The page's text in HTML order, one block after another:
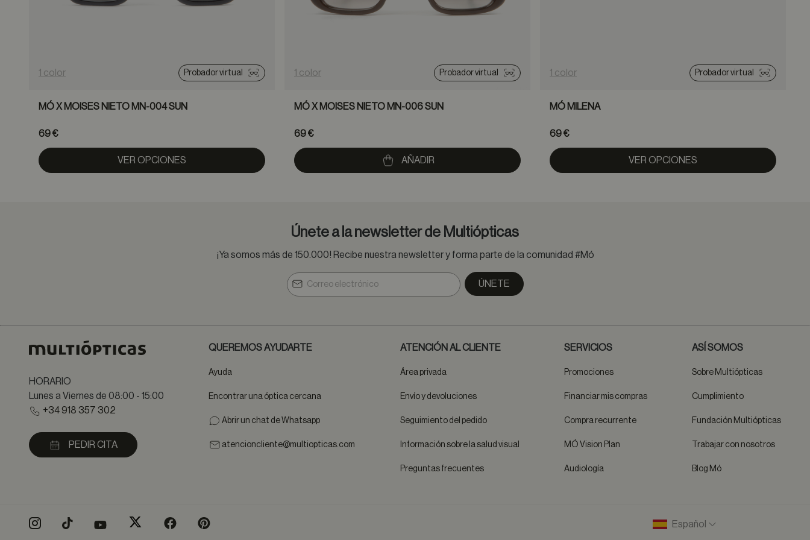
1 color Probador virtual
MÓ X MOISES NIETO MN-004 SUN
69 €
VER OPCIONES
1 color Probador virtual
MÓ X MOISES NIETO MN-006 SUN
69 €
AÑADIR
1 color Probador virtual
MÓ MILENA
69 €
VER OPCIONES
Únete a la newsletter de Multiópticas
¡Ya somos más de 150.000! Recibe nuestra newsletter y forma parte de la comunidad #Mó
ÚNETE
HORARIO
Lunes a Viernes de 08:00 - 15:00
+34 918 357 302
PEDIR CITA
QUEREMOS AYUDARTE
Ayuda
Encontrar una óptica cercana
Abrir un chat de Whatsapp
atencioncliente@multiopticas.com
ATENCIÓN AL CLIENTE
Área privada
Envío y devoluciones
Seguimiento del pedido
Información sobre la salud visual
Preguntas frecuentes
SERVICIOS
Promociones
Financiar mis compras
Compra recurrente
MÓ Vision Plan
Audiología
ASÍ SOMOS
Sobre Multiópticas
Cumplimiento
Fundación Multiópticas
Trabajar con nosotros
Blog Mó
Español